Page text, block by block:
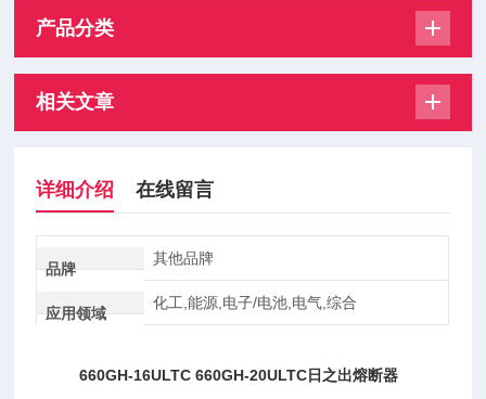
产品分类
相关文章
详细介绍 在线留言
品牌
其他品牌
应用领域
化工,能源,电子/电池,电气,综合
660GH-16ULTC 660GH-20ULTC日之出熔断器